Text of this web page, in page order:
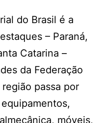
do Brasil é a
– Paraná,
Catarina –
da Federação
passa por
móveis,